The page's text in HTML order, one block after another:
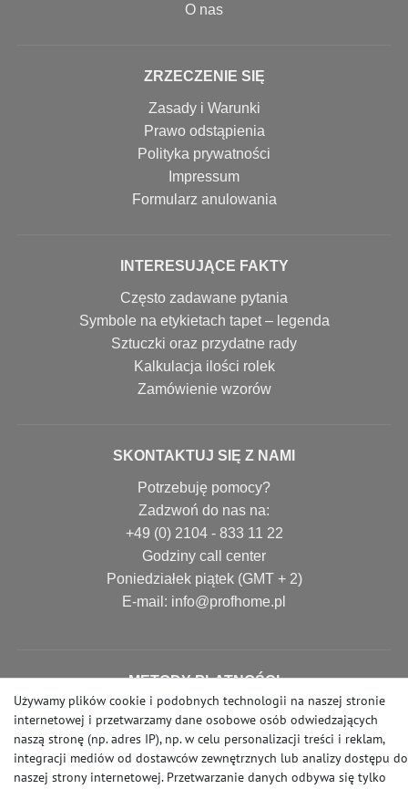
O nas
ZRZECZENIE SIĘ
Zasady i Warunki
Prawo odstąpienia
Polityka prywatności
Impressum
Formularz anulowania
INTERESUJĄCE FAKTY
Często zadawane pytania
Symbole na etykietach tapet – legenda
Sztuczki oraz przydatne rady
Kalkulacja ilości rolek
Zamówienie wzorów
SKONTAKTUJ SIĘ Z NAMI
Potrzebuję pomocy?
Zadzwoń do nas na:
+49 (0) 2104 - 833 11 22
Godziny call center
Poniedziałek piątek (GMT + 2)
E-mail: info@profhome.pl
METODY PŁATNOŚCI
MEDIA SPOŁECZNOŚCIOWE
Używamy plików cookie i podobnych technologii na naszej stronie
internetowej i przetwarzamy dane osobowe osób odwiedzających
naszą stronę (np. adres IP), np. w celu personalizacji treści i reklam,
integracji mediów od dostawców zewnętrznych lub analizy dostępu do
naszej strony internetowej. Przetwarzanie danych odbywa się tylko